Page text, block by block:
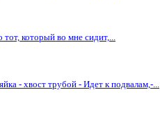
который во мне сидит,...
- хвост трубой - Идет к подвалам,-...